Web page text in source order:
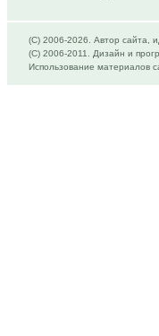
(C) 2006-2026. Автор сайта,
(C) 2006-2011. Дизайн и
Использование материалов